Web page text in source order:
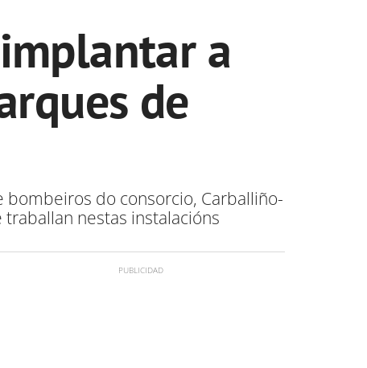
a
de
do consorcio, Carballiño-
nestas instalacións